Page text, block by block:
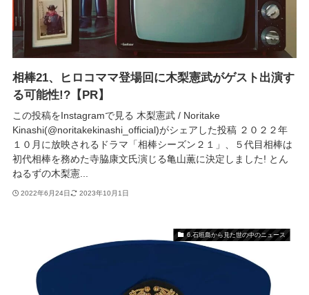
相棒21、ヒロコママ登場回に木梨憲武がゲスト出演す
る可能性!?【PR】
この投稿をInstagramで見る 木梨憲武 / Noritake
Kinashi(@noritakekinashi_official)がシェアした投稿 ２０２２年
１０月に放映されるドラマ「相棒シーズン２１」、５代目相棒は
初代相棒を務めた寺脇康文氏演じる亀山薫に決定しました! とん
ねるずの木梨憲...
2022年6月24日 2023年10月1日
6.石垣島から見た世の中のニュース